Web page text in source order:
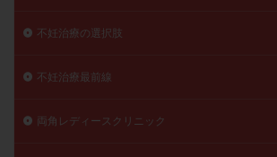
不妊治療の選択肢
不妊治療最前線
両角レディースクリニック